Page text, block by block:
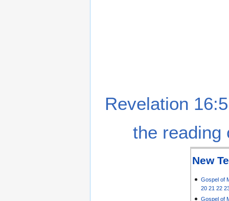
Revelation
the reading
New
Gospel of
20 21 22
Gospel of